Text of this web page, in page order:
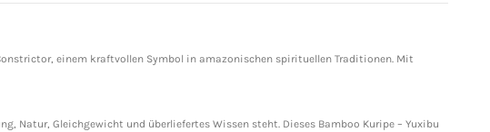
einem kraftvollen Symbol in amazonischen spirituellen Traditionen. Mit
Natur, Gleichgewicht und überliefertes Wissen steht. Dieses Bamboo Kuripe – Yuxibu